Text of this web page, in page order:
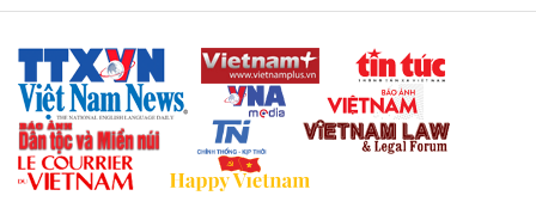
Thái Nguyên và các tỉnh trung du, miền núi phía Bắc
với hệ thống cửa khẩu quốc tế tại Lạng Sơn.
Theo baodautu.vn
Đề xuất đầu tư 11.500 tỷ đồng xây dựng cao
tốc CT.11 qua Ninh Bình